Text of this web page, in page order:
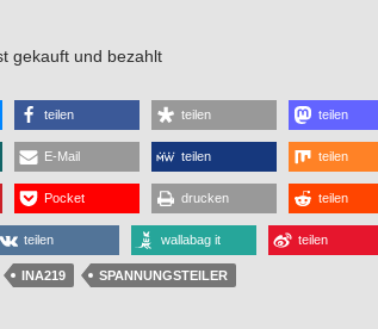
gekauft und bezahlt
teilen teilen teilen
E-Mail teilen teilen
Pocket drucken teilen
teilen wallabag it teilen
INA219 SPANNUNGSTEILER